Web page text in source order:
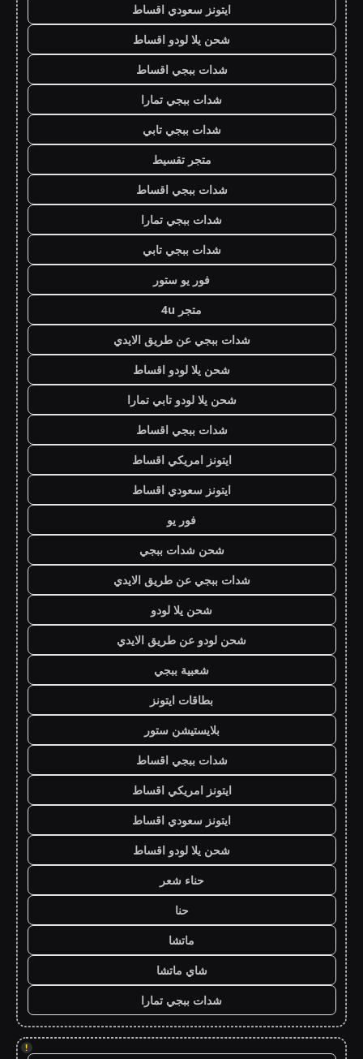
ايتونز سعودي اقساط
شحن يلا لودو اقساط
شدات ببجي اقساط
شدات ببجي تمارا
شدات ببجي تابي
متجر تقسيط
شدات ببجي اقساط
شدات ببجي تمارا
شدات ببجي تابي
فور يو ستور
متجر 4u
شدات ببجي عن طريق الايدي
شحن يلا لودو اقساط
شحن يلا لودو تابي تمارا
شدات ببجي اقساط
ايتونز امريكي اقساط
ايتونز سعودي اقساط
فور يو
شحن شدات ببجي
شدات ببجي عن طريق الايدي
شحن يلا لودو
شحن لودو عن طريق الايدي
شعبية ببجي
بطاقات ايتونز
بلايستيشن ستور
شدات ببجي اقساط
ايتونز امريكي اقساط
ايتونز سعودي اقساط
شحن يلا لودو اقساط
حناء شعر
حنا
ماتشا
شاي ماتشا
شدات ببجي تمارا
!